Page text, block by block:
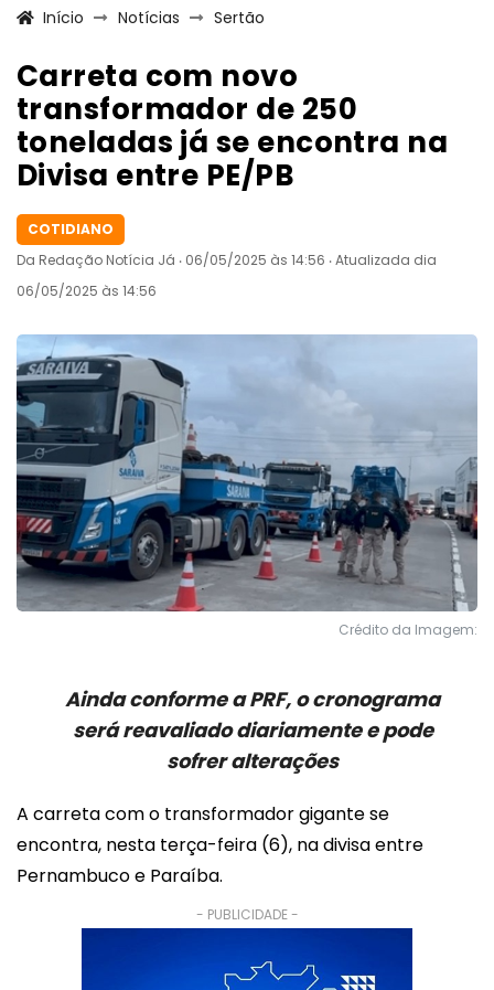
Celestino...
Início Notícias Sertão
Carreta com novo
transformador de 250
toneladas já se encontra na
Divisa entre PE/PB
COTIDIANO
Da Redação Notícia Já ‧ 06/05/2025 às 14:56 ‧ Atualizada dia
06/05/2025 às 14:56
Crédito da Imagem:
Ainda conforme a PRF, o cronograma
será reavaliado diariamente e pode
sofrer alterações
A carreta com o transformador gigante se
encontra, nesta terça-feira (6), na divisa entre
Pernambuco e Paraíba.
- PUBLICIDADE -